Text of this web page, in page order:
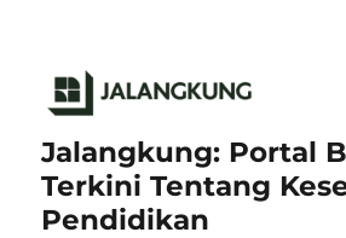
Jalangkung: Portal
Terkini Tentang
Pendidikan